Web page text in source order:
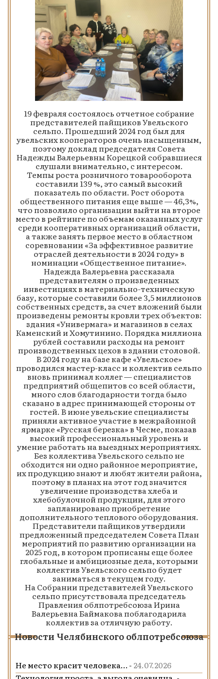
19 февраля состоялось отчетное собрание
представителей пайщиков Увельского
сельпо. Прошедший 2024 год был для
увельских кооператоров очень насыщенным,
поэтому доклад председателя Совета
Надежды Валерьевны Корецкой собравшиеся
слушали внимательно, с интересом.
Темпы роста розничного товарооборота
составили 139 %, это самый высокий
показатель по области. Рост оборота
общественного питания еще выше — 46,3%,
что позволило организации выйти на второе
место в рейтинге по объемам оказанных услуг
среди кооперативных организаций области,
а также занять первое место в областном
соревновании «За эффективное развитие
отраслей деятельности в 2024 году» в
номинации «Общественное питание».
Надежда Валерьевна рассказала
представителям о произведенных
инвестициях в материально-техническую
базу, которые составили более 3,5 миллионов
собственных средств, за счет вложений были
произведены ремонты кровли трех объектов:
здания «Универмага» и магазинов в селах
Каменский и Хомутинино. Порядка миллиона
рублей составили расходы на ремонт
производственных цехов в здании столовой.
В 2024 году на базе кафе «Увельское»
проводился мастер-класс и коллектив сельпо
вновь принимал коллег — специалистов
предприятий общепитов со всей области,
много слов благодарности тогда было
сказано в адрес принимающей стороны от
гостей. В июне увельские специалисты
приняли активное участие в межрайонной
ярмарке «Русская березка» в Чесме, показав
высокий профессиональный уровень и
умение работать на выездных мероприятиях.
Без коллектива Увельского сельпо не
обходится ни одно районное мероприятие,
их продукцию знают и любят жители района,
поэтому в планах на этот год значится
увеличение производства хлеба и
хлебобулочной продукции, для этого
запланировано приобретение
дополнительного теплового оборудования.
Представители пайщиков утвердили
предложенный председателем Совета План
мероприятий по развитию организации на
2025 год, в котором прописаны еще более
глобальные и амбициозные дела, которыми
коллектив Увельского сельпо будет
заниматься в текущем году.
На Собрании представителей Увельского
сельпо присутствовала председатель
Правления облпотребсоюза Ирина
Валерьевна Баймакова поблагодарила
коллектив за отличную работу.
Новости Челябинского облпотребсоюза
Не место красит человека… - 24.07.2026